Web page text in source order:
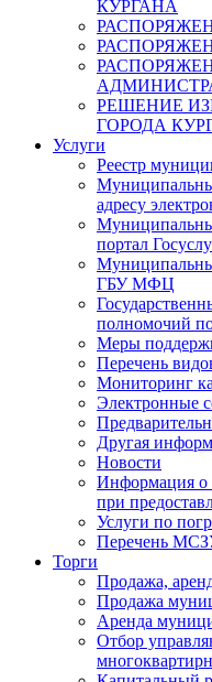
КУРГАНА
РЕШЕНИЕ
ГОРОДА
Услуги
Реестр
адресу
портал
ГБУ МФЦ
полномочий
Меры
Перечень
Мониторинг
Электронные
Другая
Новости
Информация о
при
Услуги по
Перечень
Торги
Продажа,
Продажа
Аренда
Отбор